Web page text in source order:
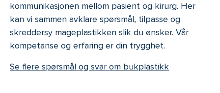
kommunikasjonen mellom pasient og kirurg. Her
kan vi sammen avklare spørsmål, tilpasse og
skreddersy mageplastikken slik du ønsker. Vår
kompetanse og erfaring er din trygghet.
Se flere spørsmål og svar om bukplastikk